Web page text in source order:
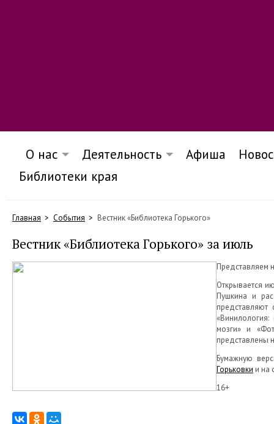
О нас Деятельность Афиша
Библиотеки края
Главная События Вестник «Библиотека Горького»
Вестник «Библиотека Горького» за июль
Представляем
Открывается
Пушкина и
мозги» и
представлены
Бумажную
Горьковки и на
16+